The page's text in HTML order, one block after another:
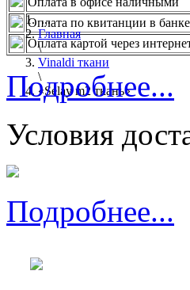
...
Главная
\
Vinaldi ткани
\
«Selay m2 ткань»
Оплата по квитанции в банке
Оплата картой через
Подробнее...
Условия
Подробнее...